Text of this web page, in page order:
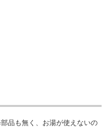
品も無く、お湯が使えないの